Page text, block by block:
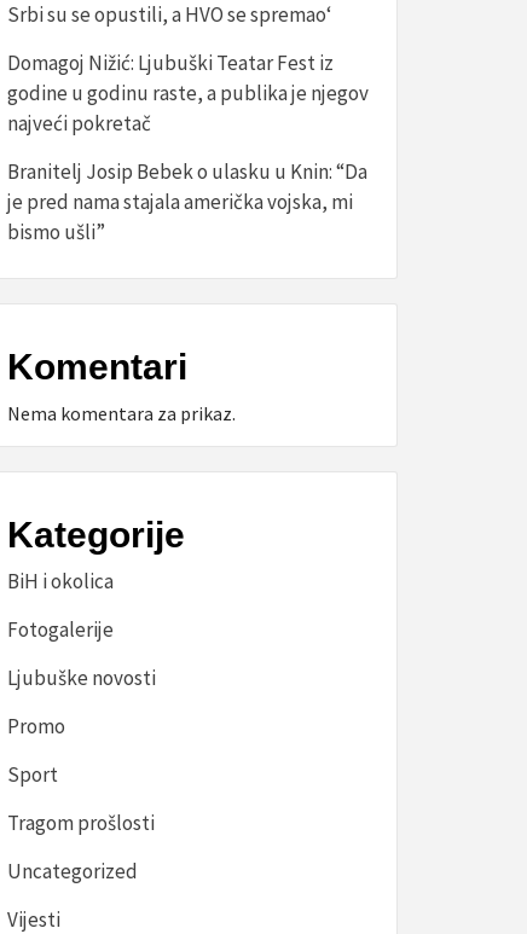
Srbi su se opustili, a HVO se spremao‘
Domagoj Nižić: Ljubuški Teatar Fest iz
godine u godinu raste, a publika je njegov
najveći pokretač
Branitelj Josip Bebek o ulasku u Knin: “Da
je pred nama stajala američka vojska, mi
bismo ušli”
Komentari
Nema komentara za prikaz.
Kategorije
BiH i okolica
Fotogalerije
Ljubuške novosti
Promo
Sport
Tragom prošlosti
Uncategorized
Vijesti